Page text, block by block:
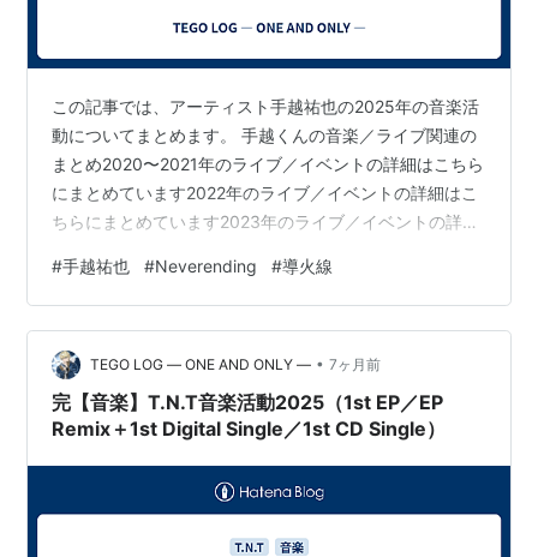
この記事では、アーティスト手越祐也の2025年の音楽活
動についてまとめます。 手越くんの音楽／ライブ関連の
まとめ2020〜2021年のライブ／イベントの詳細はこちら
にまとめています2022年のライブ／イベントの詳細はこ
ちらにまとめています2023年のライブ／イベントの詳細
詳細はこちらにまとめています2025年のライブ／イベン
トの詳細はこちらにまとめています2021年の音楽活動の
詳細はこちらにまとめています2022年の音楽活動の詳細
はこちらにまとめています2023年の音楽活動の詳細はこ
ちらにまとめています2024年の音楽活動の詳細はこちら
にま…
#手越祐也 #Neverending #導火線
TEGO LOG ― ONE AND ONLY ― • 7ヶ月前
完【音楽】T.N.T音楽活動2025（1st EP／EP
Remix＋1st Digital Single／1st CD Single）